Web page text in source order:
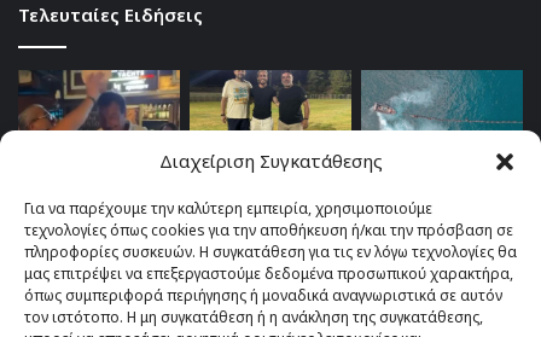
Διαχείριση Συγκατάθεσης
Για να παρέχουμε την καλύτερη εμπειρία, χρησιμοποιούμε
τεχνολογίες όπως cookies για την αποθήκευση ή/και την πρόσβαση σε
πληροφορίες συσκευών. Η συγκατάθεση για τις εν λόγω τεχνολογίες θα
μας επιτρέψει να επεξεργαστούμε δεδομένα προσωπικού χαρακτήρα,
όπως συμπεριφορά περιήγησης ή μοναδικά αναγνωριστικά σε αυτόν
τον ιστότοπο. Η μη συγκατάθεση ή η ανάκληση της συγκατάθεσης,
Τελευταίες Ειδήσεις